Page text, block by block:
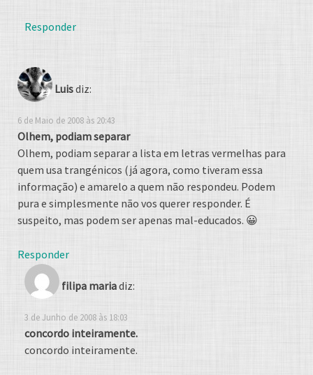
Responder
Luisdiz:
6 de Maio de 2008 às 20:43
Olhem, podiam separar
Olhem, podiam separar a lista em letras vermelhas para
quem usa trangénicos (já agora, como tiveram essa
informação) e amarelo a quem não respondeu. Podem
pura e simplesmente não vos querer responder. É
suspeito, mas podem ser apenas mal-educados. 😀
Responder
filipa mariadiz:
3 de Junho de 2008 às 18:03
concordo inteiramente.
concordo inteiramente.